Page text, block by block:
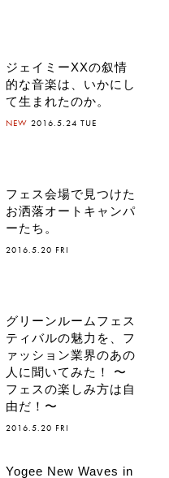
ジェイミーXXの叙情
的な音楽は、いかにし
て生まれたのか。
NEW 2016.5.24 TUE
フェス会場で見つけた
お洒落オートキャンパ
ーたち。
2016.5.20 FRI
グリーンルームフェス
ティバルの魅力を、フ
ァッション業界のあの
人に聞いてみた！ 〜
フェスの楽しみ方は自
由だ！〜
2016.5.20 FRI
Yogee New Waves in